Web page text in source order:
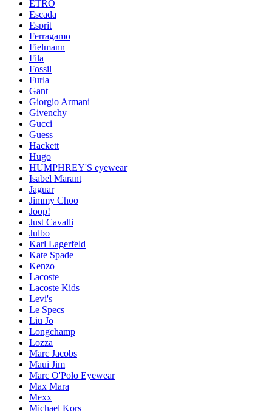
ETRO
Escada
Esprit
Ferragamo
Fielmann
Fila
Fossil
Furla
Gant
Giorgio Armani
Givenchy
Gucci
Guess
Hackett
Hugo
HUMPHREY'S eyewear
Isabel Marant
Jaguar
Jimmy Choo
Joop!
Just Cavalli
Julbo
Karl Lagerfeld
Kate Spade
Kenzo
Lacoste
Lacoste Kids
Levi's
Le Specs
Liu Jo
Longchamp
Lozza
Marc Jacobs
Maui Jim
Marc O'Polo Eyewear
Max Mara
Mexx
Michael Kors